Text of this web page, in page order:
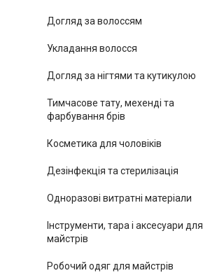
Догляд за волоссям
Укладання волосся
Догляд за нігтями та кутикулою
Тимчасове тату, мехенді та
фарбування брів
Косметика для чоловіків
Дезінфекція та стерилізація
Одноразові витратні матеріали
Інструменти, тара і аксесуари для
майстрів
Робочий одяг для майстрів